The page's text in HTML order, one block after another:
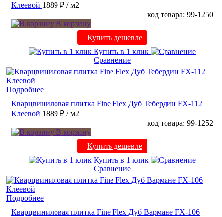
Клеевой 1889 ₽ / м2
код товара: 99-1250
В корзину
Купить дешевле
Купить в 1 клик
Сравнение
Подробнее
Кварцвиниловая плитка Fine Flex Дуб Тебердин FX-112
Клеевой 1889 ₽ / м2
код товара: 99-1252
В корзину
Купить дешевле
Купить в 1 клик
Сравнение
Подробнее
Кварцвиниловая плитка Fine Flex Дуб Вармане FX-106